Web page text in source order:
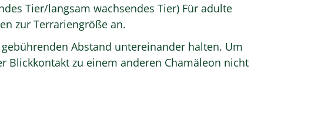
Tier/langsam wachsendes Tier) Für adulte
zur Terrariengröße an.
Abstand untereinander halten. Um
Blickkontakt zu einem anderen Chamäleon nicht